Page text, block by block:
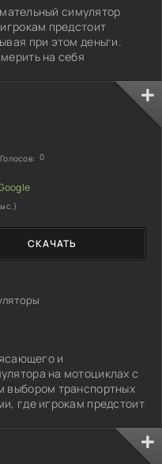
симулятор
предстоит
при этом деньги.
на себя
и
на мотоциклах с
выбором транспортных
где игрокам предстоит
СКАЧАТЬ
Голосов: 0